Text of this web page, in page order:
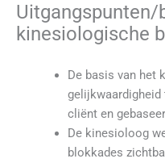
Uitgangspunten/
kinesiologische
De basis van het
cliënt en
De kinesioloog
blokkades